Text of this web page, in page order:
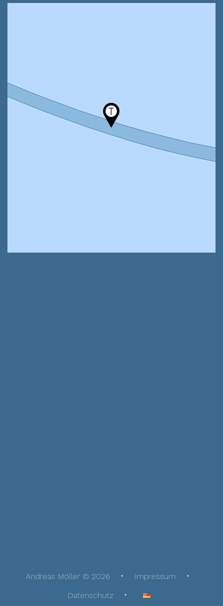
Andreas Möller © 2026
Impressum
Datenschutz